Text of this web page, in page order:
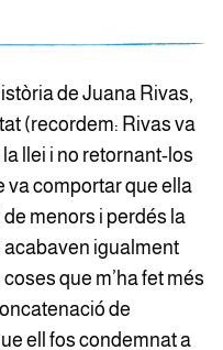
de Juana Rivas,
(recordem: Rivas va
llei i no retornant-los
va comportar que ella
menors i perdés la
acabaven igualment
que m’ha fet més
de
ell fos condemnat a